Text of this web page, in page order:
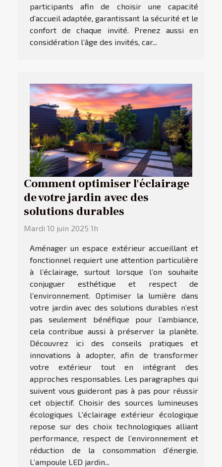
participants afin de choisir une capacité
d’accueil adaptée, garantissant la sécurité et le
confort de chaque invité. Prenez aussi en
considération l’âge des invités, car...
Comment optimiser l'éclairage
de votre jardin avec des
solutions durables
Mardi 10 juin 2025 1h
Aménager un espace extérieur accueillant et
fonctionnel requiert une attention particulière
à l’éclairage, surtout lorsque l’on souhaite
conjuguer esthétique et respect de
l’environnement. Optimiser la lumière dans
votre jardin avec des solutions durables n’est
pas seulement bénéfique pour l’ambiance,
cela contribue aussi à préserver la planète.
Découvrez ici des conseils pratiques et
innovations à adopter, afin de transformer
votre extérieur tout en intégrant des
approches responsables. Les paragraphes qui
suivent vous guideront pas à pas pour réussir
cet objectif. Choisir des sources lumineuses
écologiques L'éclairage extérieur écologique
repose sur des choix technologiques alliant
performance, respect de l’environnement et
réduction de la consommation d’énergie.
L’ampoule LED jardin...